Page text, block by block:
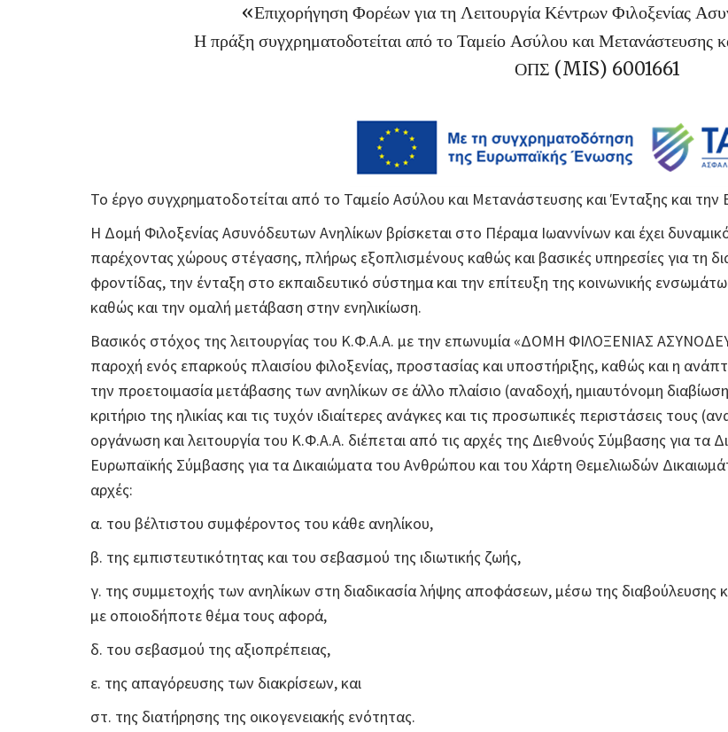
«Επιχορήγηση Φορέων για τη Λειτουργία Κέντρων Φιλοξενίας
Η πράξη συγχρηματοδοτείται από το Ταμείο Ασύλου και Μετανάστευσης
ΟΠΣ (MIS) 6001661
Το έργο συγχρηματοδοτείται από το Ταμείο Ασύλου και Μετανάστευσης και Ένταξης και
Η Δομή Φιλοξενίας Ασυνόδευτων Ανηλίκων βρίσκεται στο Πέραμα Ιωαννίνων και έχει
παρέχοντας χώρους στέγασης, πλήρως εξοπλισμένους καθώς και βασικές υπηρεσίες για τη
φροντίδας, την ένταξη στο εκπαιδευτικό σύστημα και την επίτευξη της κοινωνικής
καθώς και την ομαλή μετάβαση στην ενηλικίωση.
Βασικός στόχος της λειτουργίας του Κ.Φ.Α.Α. με την επωνυμία «ΔΟΜΗ ΦΙΛΟΞΕΝΙΑΣ
παροχή ενός επαρκούς πλαισίου φιλοξενίας, προστασίας και υποστήριξης, καθώς και η
την προετοιμασία μετάβασης των ανηλίκων σε άλλο πλαίσιο (αναδοχή, ημιαυτόνομη
κριτήριο της ηλικίας και τις τυχόν ιδιαίτερες ανάγκες και τις προσωπικές περιστάσεις
οργάνωση και λειτουργία του Κ.Φ.Α.Α. διέπεται από τις αρχές της Διεθνούς Σύμβασης για
Ευρωπαϊκής Σύμβασης για τα Δικαιώματα του Ανθρώπου και του Χάρτη Θεμελιωδών
αρχές:
α. του βέλτιστου συμφέροντος του κάθε ανηλίκου,
β. της εμπιστευτικότητας και του σεβασμού της ιδιωτικής ζωής,
γ. της συμμετοχής των ανηλίκων στη διαδικασία λήψης αποφάσεων, μέσω της διαβούλευσης
με οποιοδήποτε θέμα τους αφορά,
δ. του σεβασμού της αξιοπρέπειας,
ε. της απαγόρευσης των διακρίσεων, και
στ. της διατήρησης της οικογενειακής ενότητας.